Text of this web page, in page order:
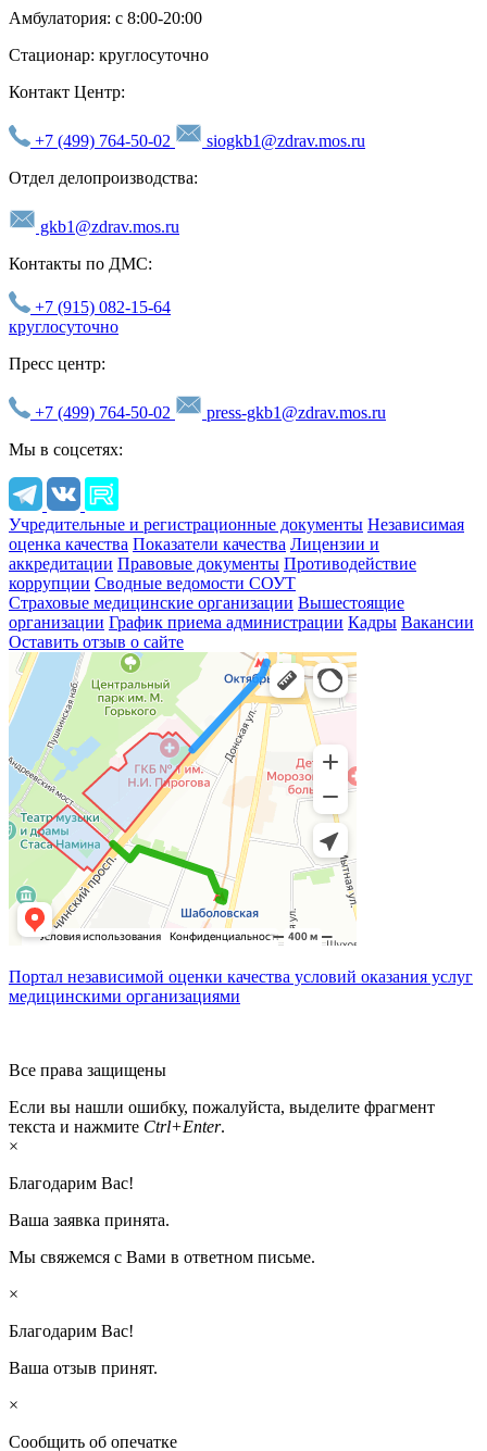
Амбулатория: с 8:00-20:00
Стационар: круглосуточно
Контакт Центр:
+7 (499) 764-50-02
siogkb1@zdrav.mos.ru
Отдел делопроизводства:
gkb1@zdrav.mos.ru
Контакты по ДМС:
+7 (915) 082-15-64
круглосуточно
Пресс центр:
+7 (499) 764-50-02
press-gkb1@zdrav.mos.ru
Мы в соцсетях:
Учредительные и регистрационные документы Независимая
оценка качества Показатели качества Лицензии и
аккредитации Правовые документы Противодействие
коррупции Сводные ведомости СОУТ
Страховые медицинские организации Вышестоящие
организации График приема администрации Кадры Вакансии
Оставить отзыв о сайте
Портал независимой оценки качества условий оказания услуг
медицинскими организациями
Все права защищены
Если вы нашли ошибку, пожалуйста, выделите фрагмент
текста и нажмите Ctrl+Enter.
×
Благодарим Вас!
Ваша заявка принята.
Мы свяжемся с Вами в ответном письме.
×
Благодарим Вас!
Ваша отзыв принят.
×
Сообщить об опечатке